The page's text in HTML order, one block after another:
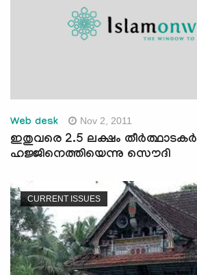
Web desk Nov 2, 2011
ഇതുവരെ 2.5 ലക്ഷം തീര്‍ത്ഥാടകര്‍
ഹജ്ജിനെത്തിയെന്നു സൌദി
CURRENT ISSUES